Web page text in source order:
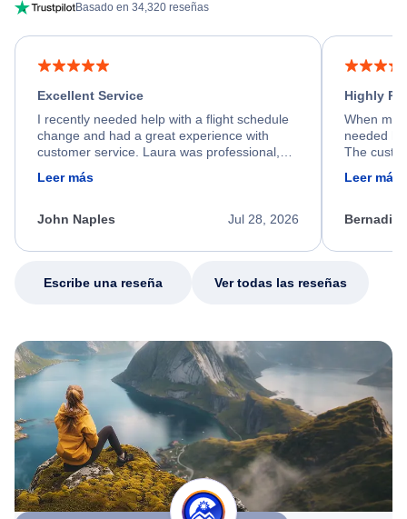
Basado en 34,320 reseñas
Excellent Service
I recently needed help with a flight schedule
change and had a great experience with
customer service. Laura was professional,
friendly, and very helpful throughout the
process. She quickly found a solution and
appreciate her excellent service.
Leer más
Jul 28, 2026
John Naples
Highly
When my
needed
The
calm,
my issue.
Leer más
Escribe una reseña Ver todas las reseñas